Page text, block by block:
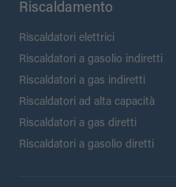
Riscaldamento
Riscaldatori elettrici
Riscaldatori a gasolio indiretti
Riscaldatori a gas indiretti
Riscaldatori ad alta capacità
Riscaldatori a gas diretti
Riscaldatori a gasolio diretti